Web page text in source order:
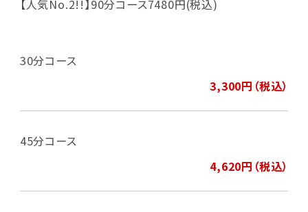
【人気No.2!!】90分コース7480円(税込)
30分コース
3,300円（税込）
45分コース
4,620円（税込）